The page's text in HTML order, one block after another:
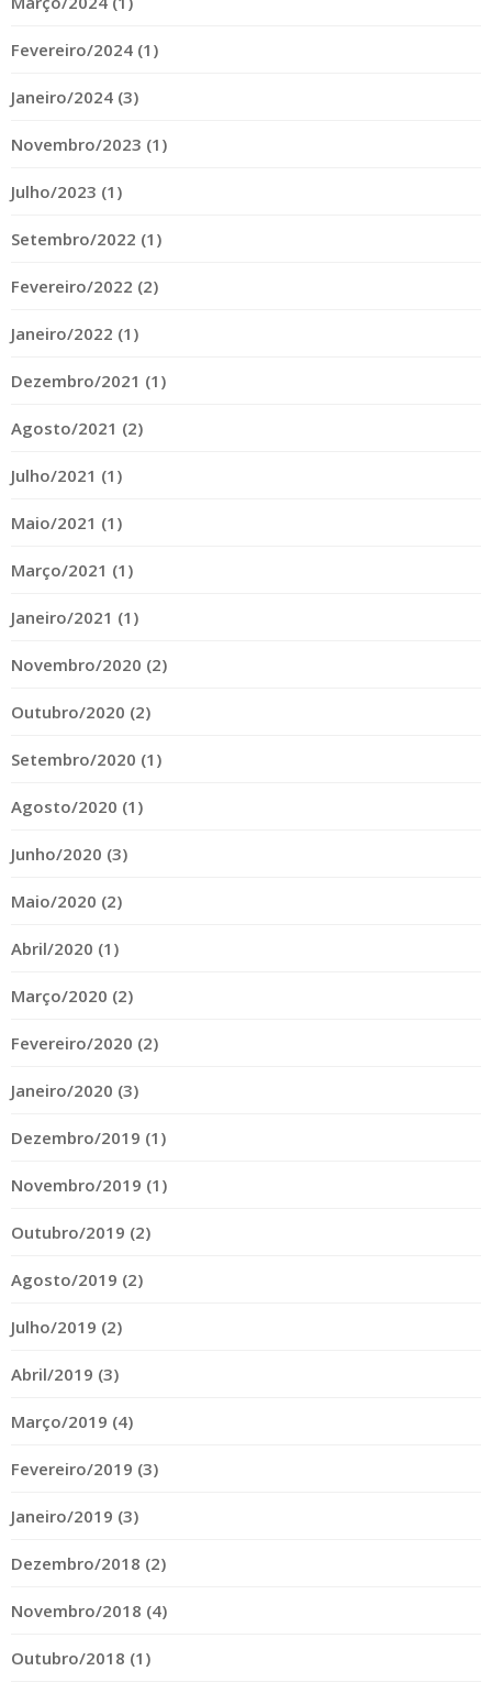
Fevereiro/2024 (1)
Janeiro/2024 (3)
Novembro/2023 (1)
Julho/2023 (1)
Setembro/2022 (1)
Fevereiro/2022 (2)
Janeiro/2022 (1)
Dezembro/2021 (1)
Agosto/2021 (2)
Julho/2021 (1)
Maio/2021 (1)
Março/2021 (1)
Janeiro/2021 (1)
Novembro/2020 (2)
Outubro/2020 (2)
Setembro/2020 (1)
Agosto/2020 (1)
Junho/2020 (3)
Maio/2020 (2)
Abril/2020 (1)
Março/2020 (2)
Fevereiro/2020 (2)
Janeiro/2020 (3)
Dezembro/2019 (1)
Novembro/2019 (1)
Outubro/2019 (2)
Agosto/2019 (2)
Julho/2019 (2)
Abril/2019 (3)
Março/2019 (4)
Fevereiro/2019 (3)
Janeiro/2019 (3)
Dezembro/2018 (2)
Novembro/2018 (4)
Outubro/2018 (1)